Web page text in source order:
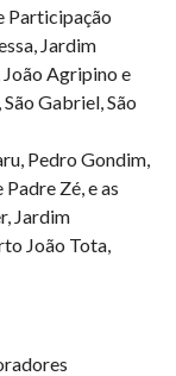
Participação
Jardim
João Agripino e
Gabriel, São
Pedro Gondim,
Zé, e as
Jardim
João Tota,